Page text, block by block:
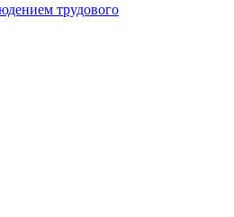
трудового